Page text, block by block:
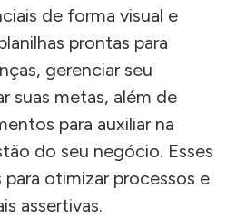
de forma visual e
prontas para
gerenciar seu
suas metas, além de
para auxiliar na
do seu negócio. Esses
para otimizar processos e
assertivas.